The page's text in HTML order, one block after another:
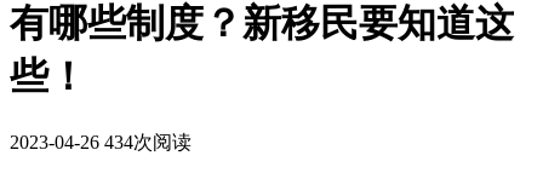
有哪些制度？新移民要知道这
些！
2023-04-26 434次阅读